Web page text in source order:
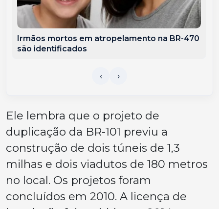
Irmãos mortos em atropelamento na BR-470
são identificados
Ele lembra que o projeto de
duplicação da BR-101 previu a
construção de dois túneis de 1,3
milhas e dois viadutos de 180 metros
no local. Os projetos foram
concluídos em 2010. A licença de